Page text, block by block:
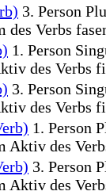
3. Person
des Verbs
1. Person
des Verbs
3. Person
des Verbs
1. Person
Aktiv des
3. Person
Aktiv des